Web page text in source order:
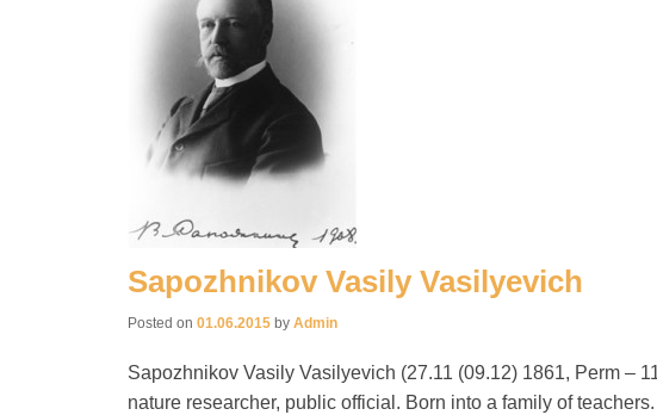
Sapozhnikov Vasily Vasilyevich
Posted on 01.06.2015 by Admin
Sapozhnikov Vasily Vasilyevich (27.11 (09.12) 1861, Perm –
nature researcher, public official. Born into a family of